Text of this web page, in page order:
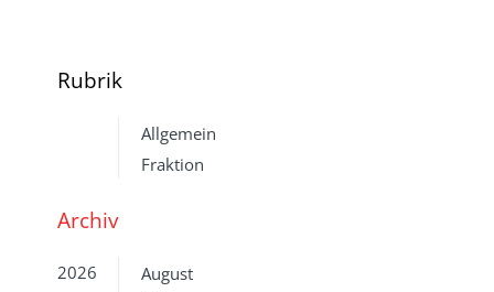
Rubrik
Allgemein
Fraktion
Archiv
2026
August